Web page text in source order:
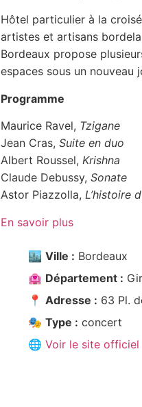
Hôtel particulier à la
artistes et artisans
Bordeaux propose
espaces sous un nouveau
Programme
Maurice Ravel, Tzigane
Jean Cras, Suite en duo
Albert Roussel, Krishna
Claude Debussy, Sonate
Astor Piazzolla, L’histoire
En savoir plus
🏙️ Ville : Bordeaux
🏩 Département :
📍 Adresse : 63 Pl.
🎭 Type : concert
🌐 Voir le site officiel